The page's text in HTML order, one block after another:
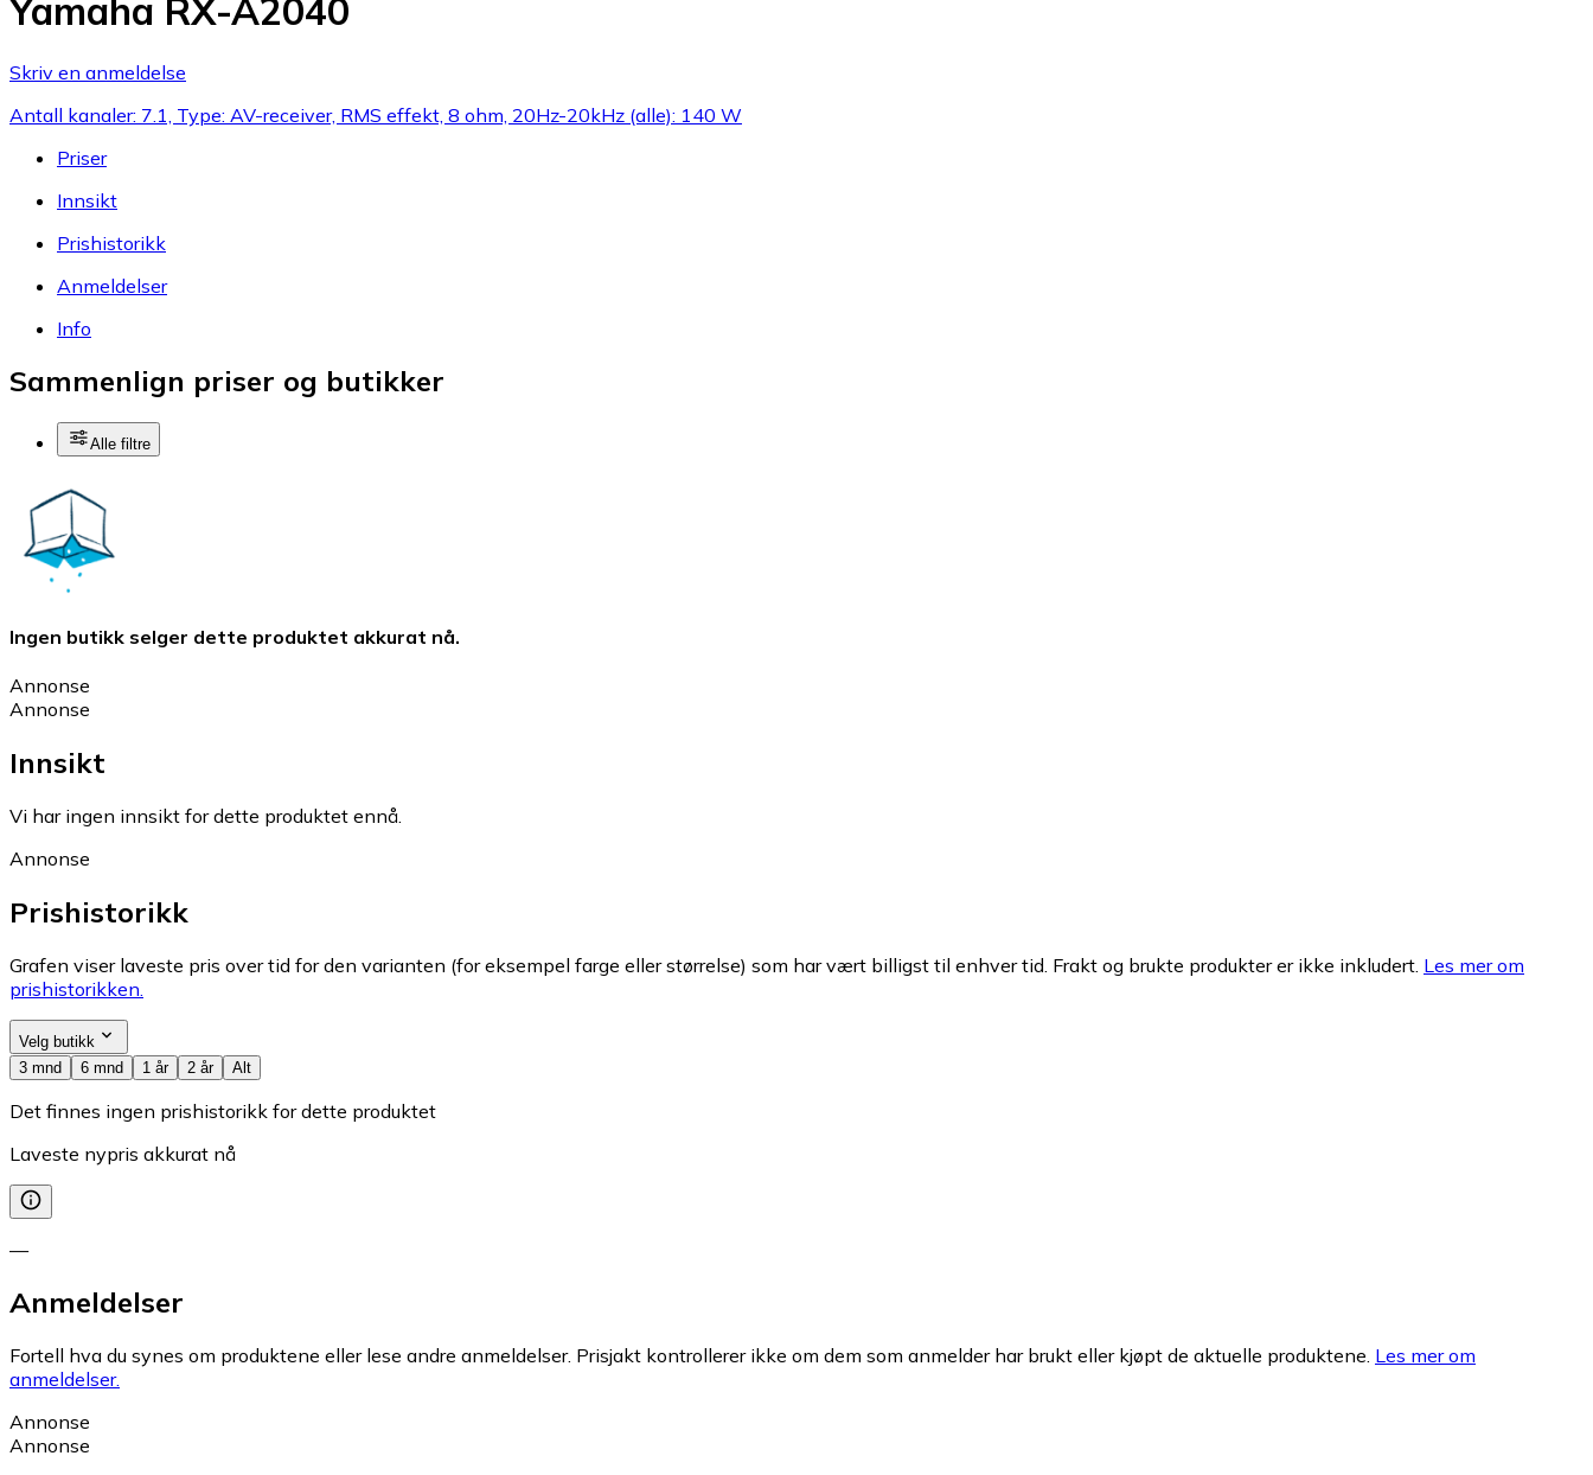
Yamaha RX-A2040
Skriv en anmeldelse
Antall kanaler: 7.1, Type: AV-receiver, RMS effekt, 8 ohm, 20Hz-20kHz (alle): 140 W
Priser
Innsikt
Prishistorikk
Anmeldelser
Info
Sammenlign priser og butikker
Alle filtre
Ingen butikk selger dette produktet akkurat nå.
Annonse
Annonse
Innsikt
Vi har ingen innsikt for dette produktet ennå.
Annonse
Prishistorikk
Grafen viser laveste pris over tid for den varianten (for eksempel farge eller størrelse) som har vært billigst til enhver tid. Frakt og brukte produkter er ikke inkludert. Les mer om
prishistorikken.
Velg butikk
3 mnd
6 mnd 1 år 2 år Alt
Det finnes ingen prishistorikk for dette produktet
Laveste nypris akkurat nå
—
Anmeldelser
Fortell hva du synes om produktene eller lese andre anmeldelser. Prisjakt kontrollerer ikke om dem som anmelder har brukt eller kjøpt de aktuelle produktene. Les mer om
anmeldelser.
Annonse
Annonse